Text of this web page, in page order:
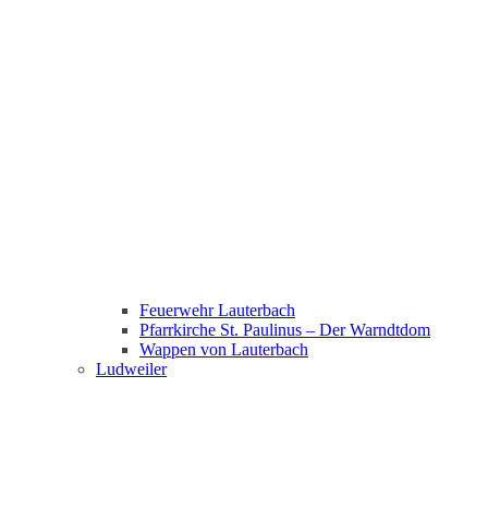
Feuerwehr Lauterbach
Pfarrkirche St. Paulinus – Der Warndtdom
Wappen von Lauterbach
Ludweiler